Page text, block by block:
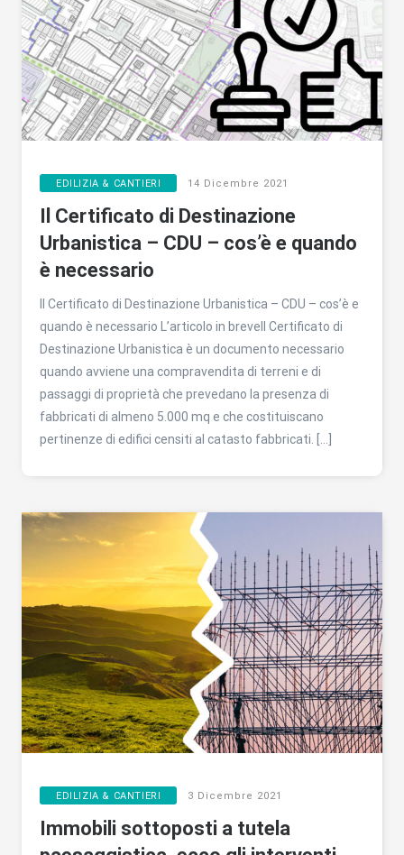
EDILIZIA & CANTIERI 14 Dicembre 2021
Il Certificato di Destinazione
Urbanistica – CDU – cos’è e quando
è necessario
Il Certificato di Destinazione Urbanistica – CDU – cos’è e
quando è necessario L’articolo in breveIl Certificato di
Destinazione Urbanistica è un documento necessario
quando avviene una compravendita di terreni e di
passaggi di proprietà che prevedano la presenza di
fabbricati di almeno 5.000 mq e che costituiscano
pertinenze di edifici censiti al catasto fabbricati. […]
EDILIZIA & CANTIERI 3 Dicembre 2021
Immobili sottoposti a tutela